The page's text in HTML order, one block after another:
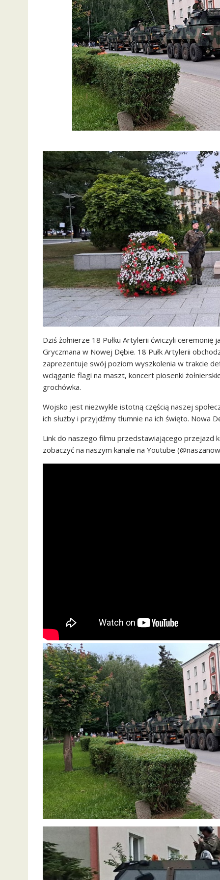
Dziś żołnierze 18 Pułku Artylerii ćwiczyli
Gryczmana w Nowej Dębie. 18 Pułk Artylerii
zaprezentuje swój poziom wyszkolenia w trakcie
wciąganie flagi na maszt, koncert piosenki
grochówka.
Wojsko jest niezwykle istotną częścią naszej
ich służby i przyjdźmy tłumnie na ich święto. Nowa
Link do naszego filmu przedstawiającego przejazd
zobaczyć na naszym kanale na Youtube